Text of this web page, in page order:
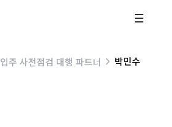
입주 사전점검 대행 파트너 박민수